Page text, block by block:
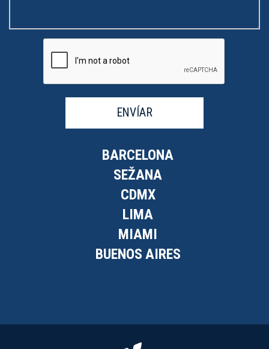
ENVÍAR
BARCELONA
SEŽANA
CDMX
LIMA
MIAMI
BUENOS AIRES